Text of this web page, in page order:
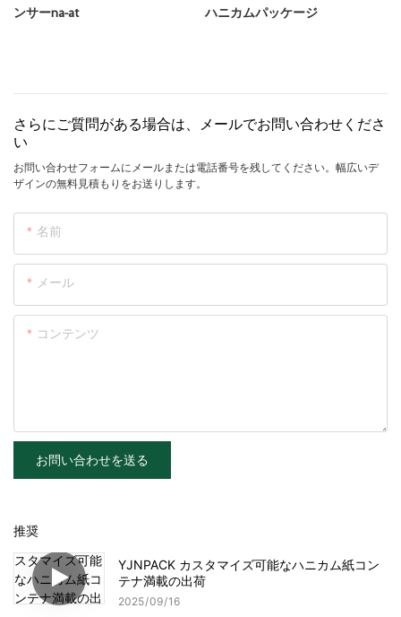
ンサーna-at ハニカムパッケージ
さらにご質問がある場合は、メールでお問い合わせくださ
い
お問い合わせフォームにメールまたは電話番号を残してください。幅広いデ
ザインの無料見積もりをお送りします。
名前
メール
コンテンツ
お問い合わせを送る
推奨
YJNPACK カスタマイズ可能なハニカム紙コン
テナ満載の出荷
2025 09 16